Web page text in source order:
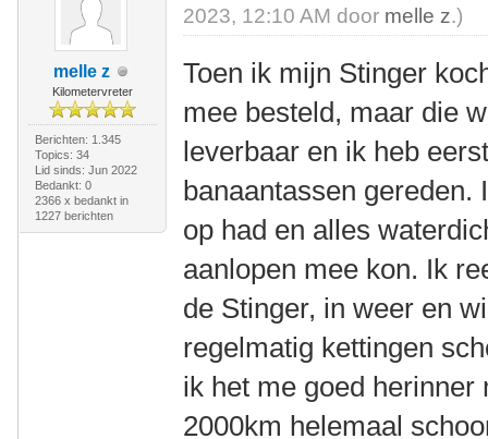
melle z
Kilometervreter
Berichten: 1.345
Topics: 34
Lid sinds: Jun 2022
Bedankt: 0
2366 x bedankt in
1227 berichten
2023, 12:10 AM door melle z.)
Toen ik mijn Stinger
mee besteld, maar die
leverbaar en ik heb
banaantassen gereden.
op had en alles
aanlopen mee kon. Ik
de Stinger, in weer en
regelmatig kettingen
ik het me goed
2000km helemaal